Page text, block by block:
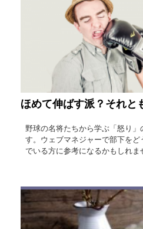
ほめて伸ばす派？それと
野球の名将たちから学ぶ「怒り
す。ウェブマネジャーで部下を
でいる方に参考になるかもしれま